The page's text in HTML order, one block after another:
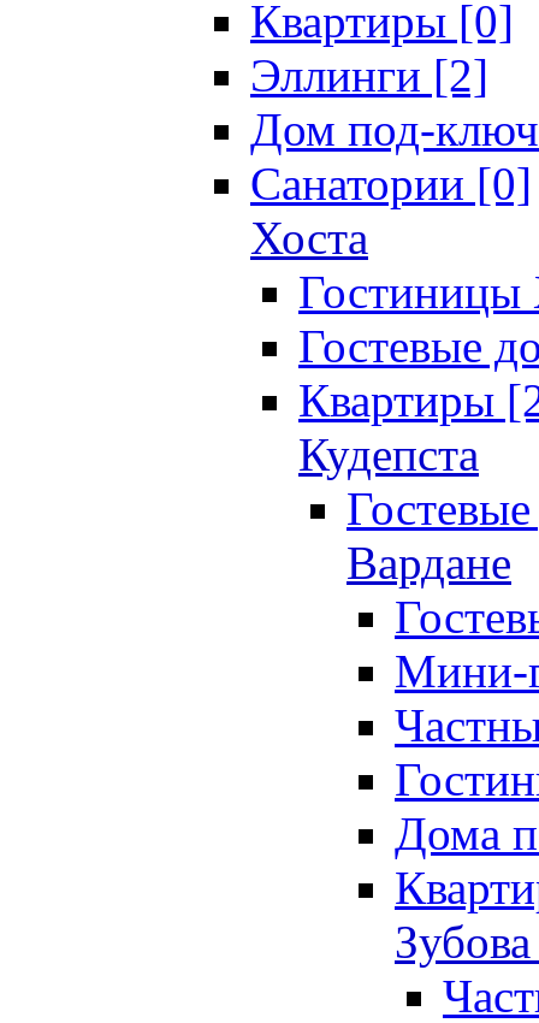
Квартиры [0]
Эллинги [2]
Дом под-
Санатории [0]
Хоста
Гостевые
Квартиры
Кудепста
Вардане
Мини-
Дома